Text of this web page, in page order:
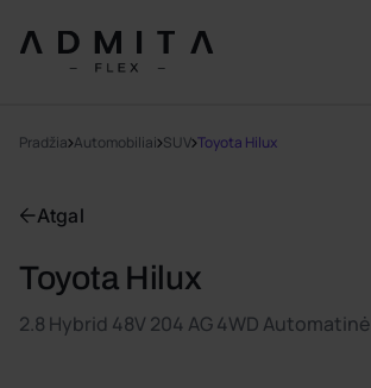
Pradžia Automobiliai SUV Toyota Hilux
Atgal
Toyota Hilux
2.8 Hybrid 48V 204 AG 4WD Automatinė